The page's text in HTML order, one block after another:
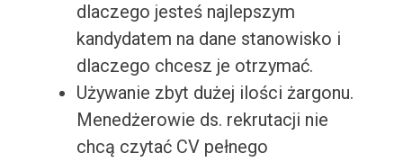
dlaczego jesteś najlepszym
kandydatem na dane stanowisko i
dlaczego chcesz je otrzymać.
Używanie zbyt dużej ilości żargonu.
Menedżerowie ds. rekrutacji nie
chcą czytać CV pełnego